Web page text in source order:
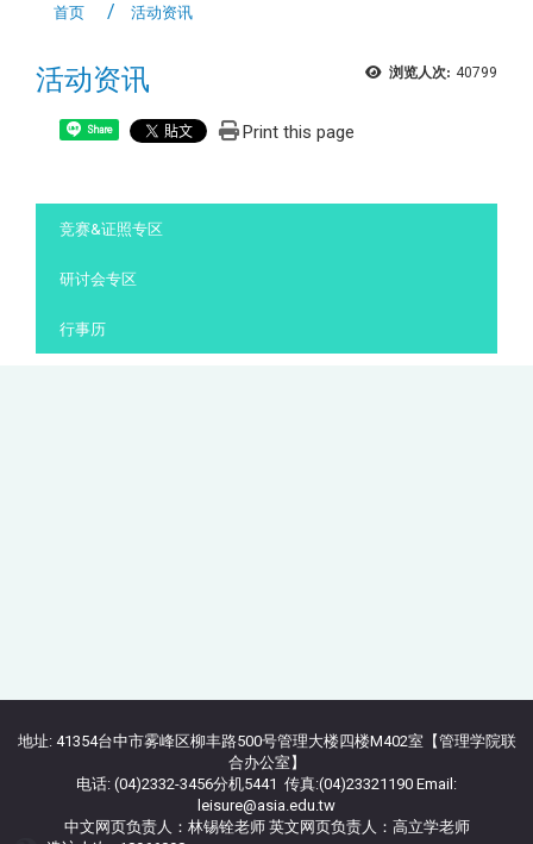
首页 活动资讯
浏览人次: 40799
活动资讯
Share Print this page
竞赛&证照专区
研讨会专区
行事历
地址: 41354台中市雾峰区柳丰路500号管理大楼四楼M402室【管理学院联
合办公室】
电话: (04)2332-3456分机5441 传真:(04)23321190 Email:
leisure@asia.edu.tw
中文网页负责人：林锡铨老师 英文网页负责人：高立学老师